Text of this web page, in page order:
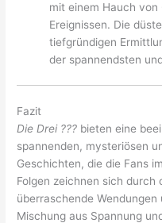
mit einem Hauch von
Ereignissen. Die
tiefgründigen
der spannendsten
Fazit
Die Drei ??? bieten eine
spannenden, mysteriösen
Geschichten, die die Fans
Folgen zeichnen sich durch
überraschende
Mischung aus Spannung